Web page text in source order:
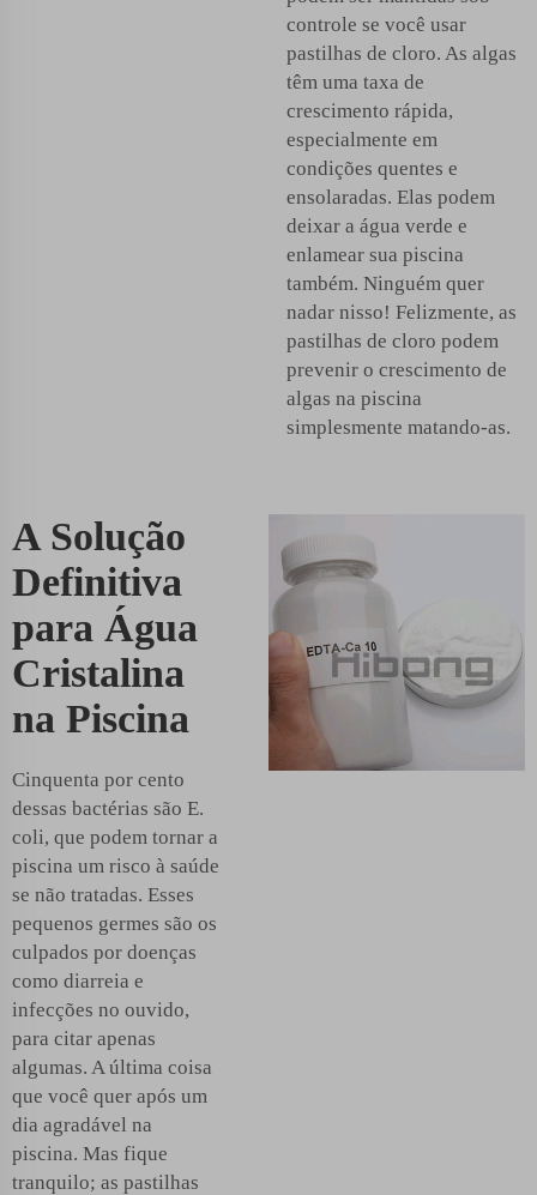
controle se você usar
pastilhas de cloro. As algas
têm uma taxa de
crescimento rápida,
especialmente em
condições quentes e
ensolaradas. Elas podem
deixar a água verde e
enlamear sua piscina
também. Ninguém quer
nadar nisso! Felizmente, as
pastilhas de cloro podem
prevenir o crescimento de
algas na piscina
simplesmente matando-as.
A Solução
Definitiva
para Água
Cristalina
na Piscina
Cinquenta por cento
dessas bactérias são E.
coli, que podem tornar a
piscina um risco à saúde
se não tratadas. Esses
pequenos germes são os
culpados por doenças
como diarreia e
infecções no ouvido,
para citar apenas
algumas. A última coisa
que você quer após um
dia agradável na
piscina. Mas fique
tranquilo; as pastilhas